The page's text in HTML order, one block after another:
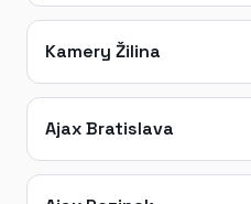
Kamery Žilina
Ajax Bratislava